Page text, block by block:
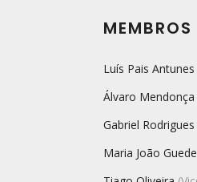
MEMBROS
Luís Pais Antunes
Álvaro
Gabriel
Maria João